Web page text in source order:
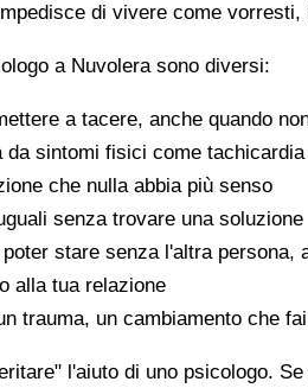
di vivere come
a Nuvolera sono diversi:
a tacere, anche quando
sintomi fisici come
che nulla abbia più senso
senza trovare una soluzione
stare senza l'altra persona,
alla tua relazione
trauma, un cambiamento che
l'aiuto di uno psicologo.